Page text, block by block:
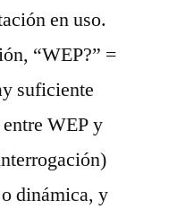
en uso.
“WEP?” =
suficiente
WEP y
dinámica, y